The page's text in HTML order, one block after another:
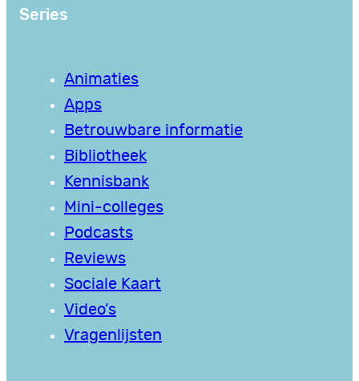
Series
Animaties
Apps
Betrouwbare informatie
Bibliotheek
Kennisbank
Mini-colleges
Podcasts
Reviews
Sociale Kaart
Video’s
Vragenlijsten